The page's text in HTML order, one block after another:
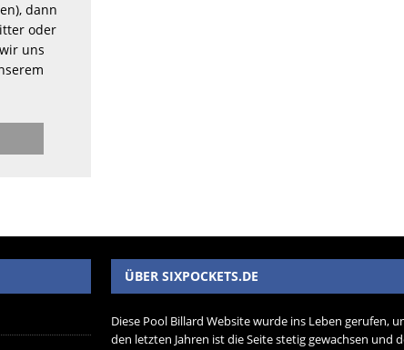
dann
oder
uns
ÜBER SIXPOCKETS.DE
Diese Pool Billard Website wurde ins Leben gerufen,
den letzten Jahren ist die Seite stetig gewachsen und